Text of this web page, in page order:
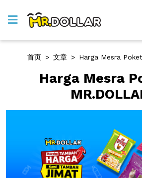
首页 > 文章 > Harga Mesra
Harga Mesra